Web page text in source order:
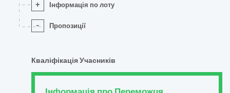
+ Інформація по лоту
- Пропозиції
Кваліфікація Учасників